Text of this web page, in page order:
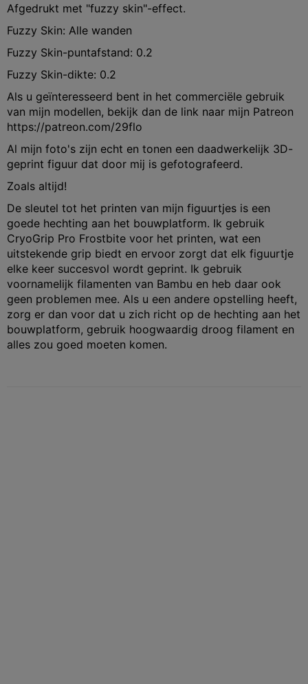
Afgedrukt met "fuzzy skin"-effect.
Fuzzy Skin: Alle wanden
Fuzzy Skin-puntafstand: 0.2
Fuzzy Skin-dikte: 0.2
Als u geïnteresseerd bent in het commerciële gebruik
van mijn modellen, bekijk dan de link naar mijn Patreon
https://patreon.com/29flo
Al mijn foto's zijn echt en tonen een daadwerkelijk 3D-
geprint figuur dat door mij is gefotografeerd.
Zoals altijd!
De sleutel tot het printen van mijn figuurtjes is een
goede hechting aan het bouwplatform. Ik gebruik
CryoGrip Pro Frostbite voor het printen, wat een
uitstekende grip biedt en ervoor zorgt dat elk figuurtje
elke keer succesvol wordt geprint. Ik gebruik
voornamelijk filamenten van Bambu en heb daar ook
geen problemen mee. Als u een andere opstelling heeft,
zorg er dan voor dat u zich richt op de hechting aan het
bouwplatform, gebruik hoogwaardig droog filament en
alles zou goed moeten komen.